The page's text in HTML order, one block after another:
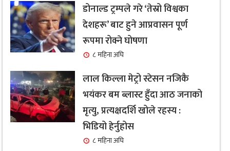
डोनाल्ड ट्रम्पले गरे ‘तेस्रो विश्वका
देशहरू’ बाट हुने आप्रवासन पूर्ण
रूपमा रोक्ने घोषणा
८ महिना अघि
लाल किल्ला मेट्रो स्टेसन नजिकै
भयंकर बम ब्लास्ट हुँदा आठ जनाको
मृत्यु, प्रत्यक्षदर्शि खोले रहस्य :
भिडियो हेर्नुहोस
८ महिना अघि